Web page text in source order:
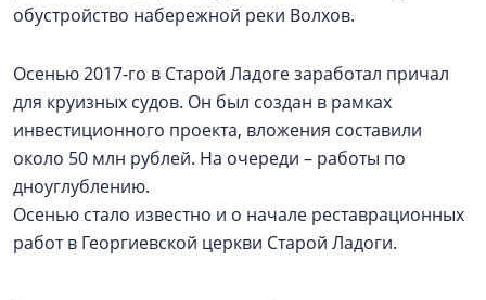
обустройство набережной реки Волхов.
Осенью 2017-го в Старой Ладоге заработал причал
для круизных судов. Он был создан в рамках
инвестиционного проекта, вложения составили
около 50 млн рублей. На очереди – работы по
дноуглублению.
Осенью стало известно и о начале реставрационных
работ в Георгиевской церкви Старой Ладоги.